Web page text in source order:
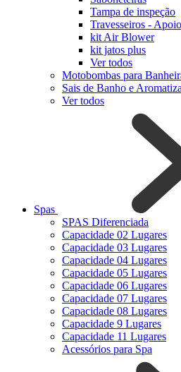
Tampa de inspeção
Travesseiros -
kit Air Blower
kit jatos plus
Ver todos
Motobombas para
Sais de Banho e
Ver todos
Spas
SPAS Diferenciada
Capacidade 02 Lugares
Capacidade 03 Lugares
Capacidade 04 Lugares
Capacidade 05 Lugares
Capacidade 06 Lugares
Capacidade 07 Lugares
Capacidade 08 Lugares
Capacidade 9 Lugares
Capacidade 11 Lugares
Acessórios para Spa